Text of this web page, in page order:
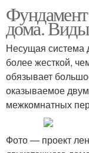
дома.
Несущая система
более жесткой,
обязывает
оказываемое
межкомнатных
Фото — проект